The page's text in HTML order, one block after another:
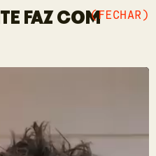
(FECHAR)
FAZ COM